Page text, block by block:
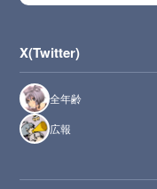
X(Twitter)
全年齢
広報